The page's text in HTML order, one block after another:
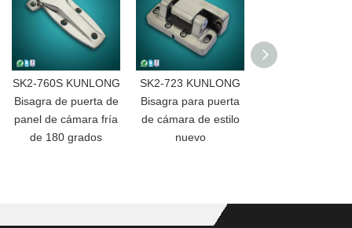
SK2-760S KUNLONG
Bisagra de puerta de
panel de cámara fría
de 180 grados
SK2-723 KUNLONG
Bisagra para puerta
de cámara de estilo
nuevo